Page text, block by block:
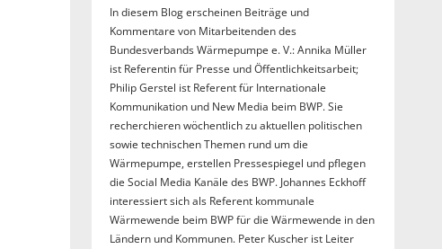
In diesem Blog erscheinen Beiträge und
Kommentare von Mitarbeitenden des
Bundesverbands Wärmepumpe e. V.: Annika Müller
ist Referentin für Presse und Öffentlichkeitsarbeit;
Philip Gerstel ist Referent für Internationale
Kommunikation und New Media beim BWP. Sie
recherchieren wöchentlich zu aktuellen politischen
sowie technischen Themen rund um die
Wärmepumpe, erstellen Pressespiegel und pflegen
die Social Media Kanäle des BWP. Johannes Eckhoff
interessiert sich als Referent kommunale
Wärmewende beim BWP für die Wärmewende in den
Ländern und Kommunen. Peter Kuscher ist Leiter